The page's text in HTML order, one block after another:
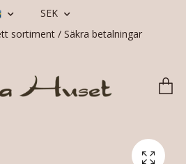
SEK
sortiment / Säkra betalningar